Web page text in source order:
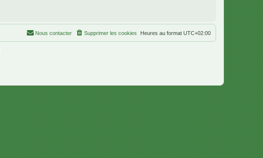
Heures au format UTC+02:00
Supprimer les cookies
Nous contacter